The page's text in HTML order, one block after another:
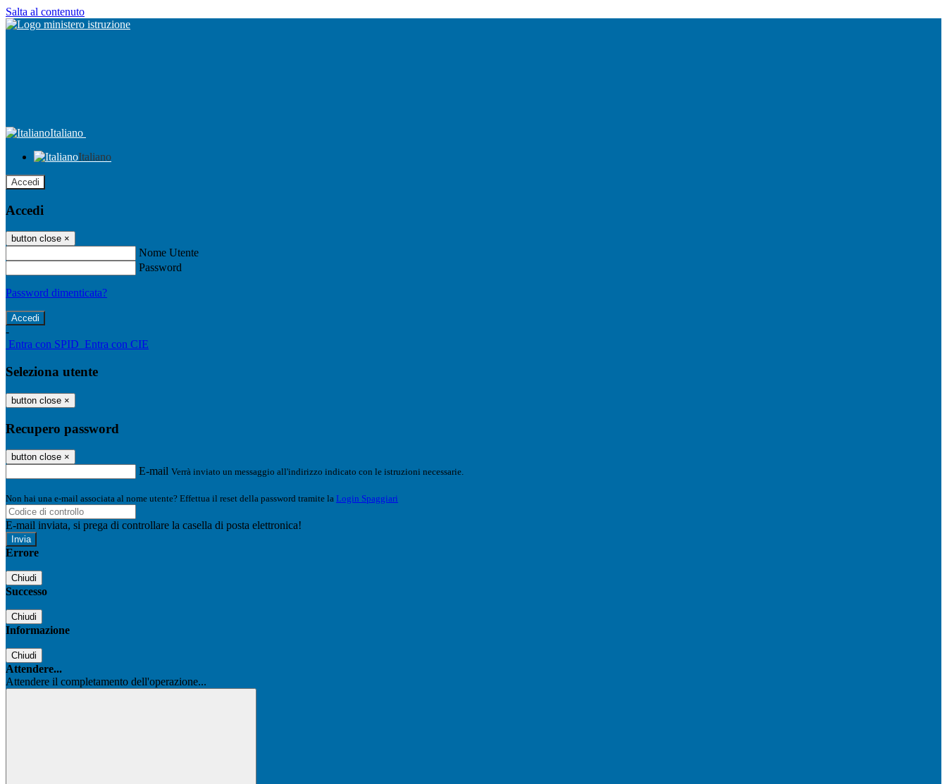
Salta al contenuto
Italiano
Italiano
Accedi
Accedi
button close ×
Nome Utente
Password
Password dimenticata?
-
Entra con SPID Entra con CIE
Seleziona utente
button close ×
Recupero password
button close ×
E-mail Verrà inviato un messaggio all'indirizzo indicato con le istruzioni necessarie.
Non hai una e-mail associata al nome utente? Effettua il reset della password tramite la Login Spaggiari
E-mail inviata, si prega di controllare la casella di posta elettronica!
Errore
Chiudi
Successo
Chiudi
Informazione
Chiudi
Attendere...
Attendere il completamento dell'operazione...